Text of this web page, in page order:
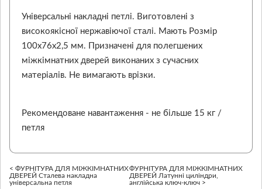
Універсальні накладні петлі. Виготовлені з
високоякісної нержавіючої сталі. Мають Розмір
100х76х2,5 мм. Призначені для полегшених
міжкімнатних дверей виконаних з сучасних
матеріалів. Не вимагають врізки.
Рекомендоване навантаження - не більше 15 кг /
петля
< ФУРНІТУРА ДЛЯ МІЖКІМНАТНИХ
ДВЕРЕЙ Сталева накладна
універсальна петля
ФУРНІТУРА ДЛЯ МІЖКІМНАТНИХ
ДВЕРЕЙ Латунні циліндри,
англійська ключ-ключ >